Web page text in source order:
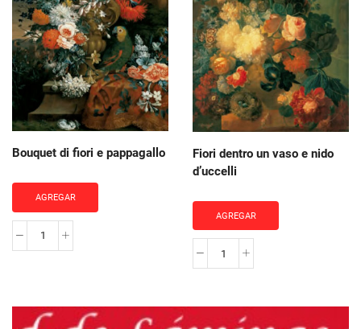
Bouquet di fiori e pappagallo
AGREGAR
Bouquet
pappagallo
Fiori dentro un vaso e nido
d’uccelli
AGREGAR
Fiori
vaso